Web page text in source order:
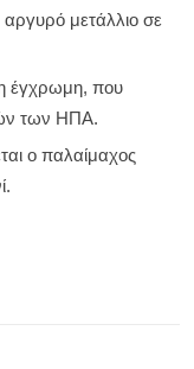
αργυρό μετάλλιο σε
έγχρωμη, που
των ΗΠΑ.
ο παλαίμαχος